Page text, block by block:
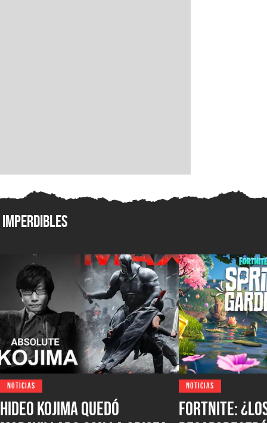
Imperdibles
NOTICIAS
Hideo Kojima quedó
NOTICIAS
Fortnite: